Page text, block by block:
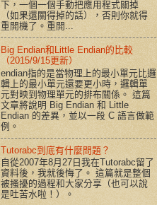
下，一個一個手動把應用程式關掉
（如果還關得掉的話），否則你就得
重開機了。重開...
Big Endian和Little Endian的比較
（2015/9/15更新）
endian指的是當物理上的最小單元比邏
輯上的最小單元還要更小時，邏輯單
元對映到物理單元的排布關係。 這篇
文章將說明 Big Endian 和 Little
Endian 的差異，並以一段 C 語言做範
例。
Tutorabc到底有什麼問題？
自從2007年8月27日我在Tutorabc留了
資料後，我就後悔了。 這篇就是整個
被搔擾的過程和大家分享（也可以說
是吐苦水啦！）。